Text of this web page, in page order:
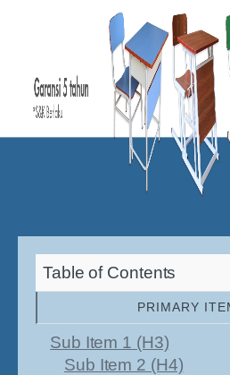
Table of Contents
PRIMARY
Sub Item 1 (H3)
Sub Item 2 (H4)